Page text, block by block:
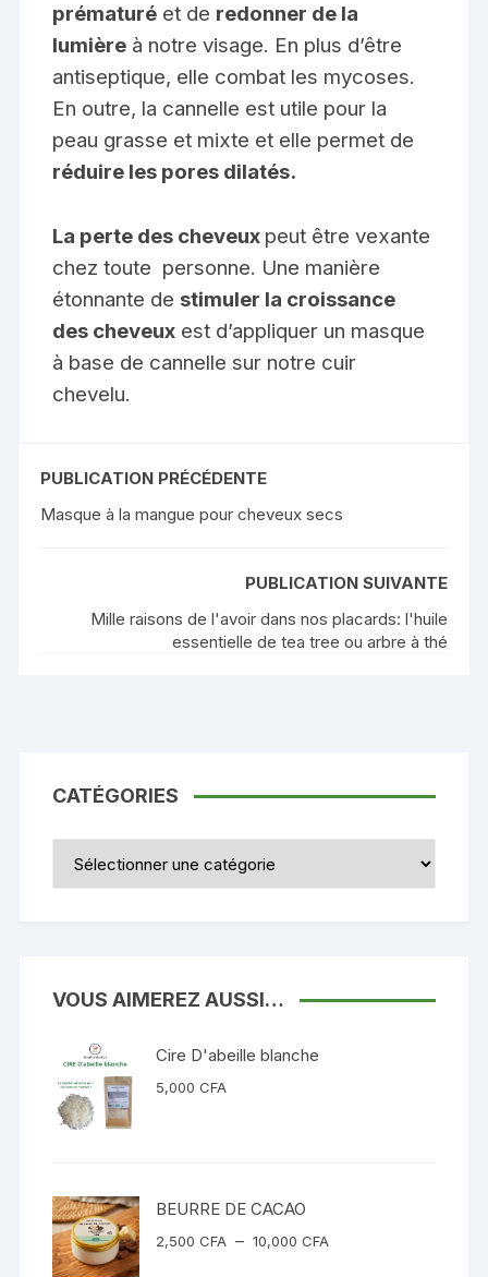
prématuré et de redonner de la
lumière à notre visage. En plus d’être
antiseptique, elle combat les mycoses.
En outre, la cannelle est utile pour la
peau grasse et mixte et elle permet de
réduire les pores dilatés.
La perte des cheveux peut être vexante
chez toute personne. Une manière
étonnante de stimuler la croissance
des cheveux est d’appliquer un masque
à base de cannelle sur notre cuir
chevelu.
PUBLICATION PRÉCÉDENTE
Masque à la mangue pour cheveux secs
PUBLICATION SUIVANTE
Mille raisons de l'avoir dans nos placards: l'huile
essentielle de tea tree ou arbre à thé
CATÉGORIES
VOUS AIMEREZ AUSSI…
Cire D'abeille blanche
5,000CFA
BEURRE DE CACAO
2,500CFA – 10,000CFAPlage